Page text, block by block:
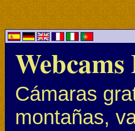
Cámaras
montañas,